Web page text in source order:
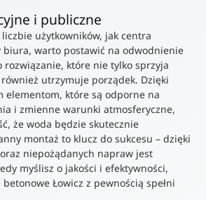
i publiczne
użytkowników, jak centra
biura, warto postawić na odwodnienie
rozwiązanie, które nie tylko sprzyja
utrzymuje porządek. Dzięki
elementom, które są odporne na
i zmienne warunki atmosferyczne,
że woda będzie skutecznie
montaż to klucz do sukcesu – dzięki
niepożądanych napraw jest
myślisz o jakości i efektywności,
Łowicz z pewnością spełni